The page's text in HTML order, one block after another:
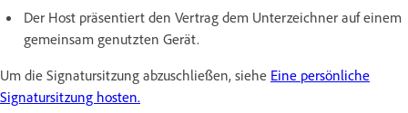
Der Host präsentiert den Vertrag dem Unterzeichner auf einem
gemeinsam genutzten Gerät.
Um die Signatursitzung abzuschließen, siehe Eine persönliche
Signatursitzung hosten.